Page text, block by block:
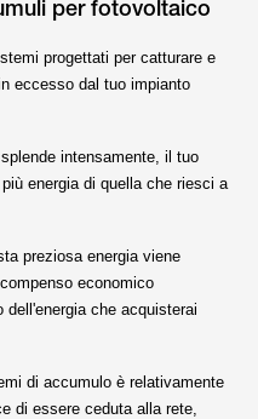
per fotovoltaico
progettati per catturare e
eccesso dal tuo impianto
intensamente, il tuo
energia di quella che riesci a
preziosa energia viene
economico
che acquisterai
di accumulo è relativamente
di essere ceduta alla rete,